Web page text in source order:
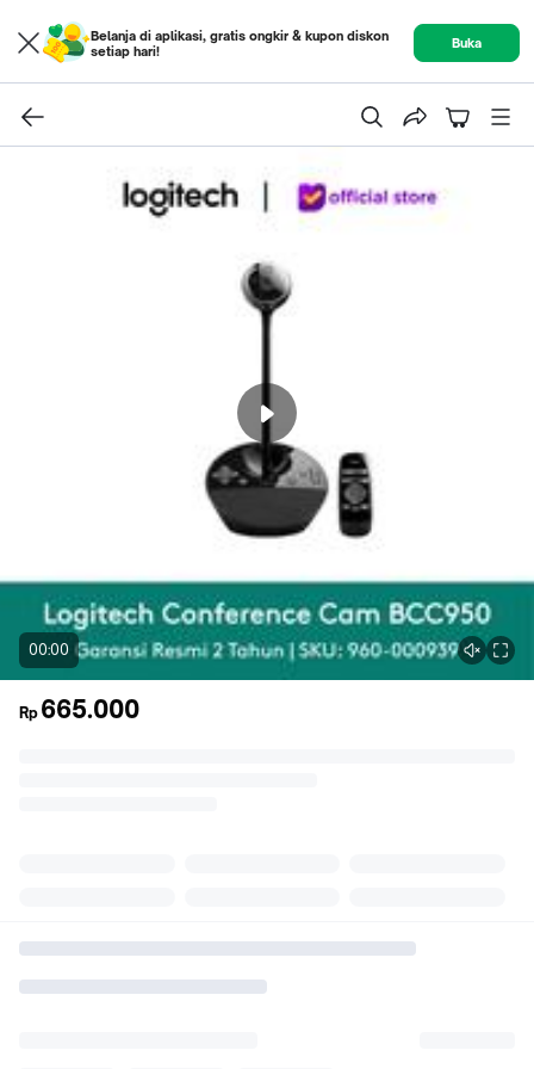
Belanja di aplikasi, gratis ongkir & kupon diskon
setiap hari!
Buka
00:00
Rp 665.000